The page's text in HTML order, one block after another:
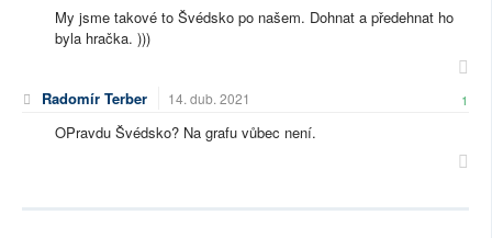
My jsme takové to Švédsko po našem. Dohnat a předehnat ho
byla hračka. )))
Radomír Terber 14. dub. 2021 1
OPravdu Švédsko? Na grafu vůbec není.